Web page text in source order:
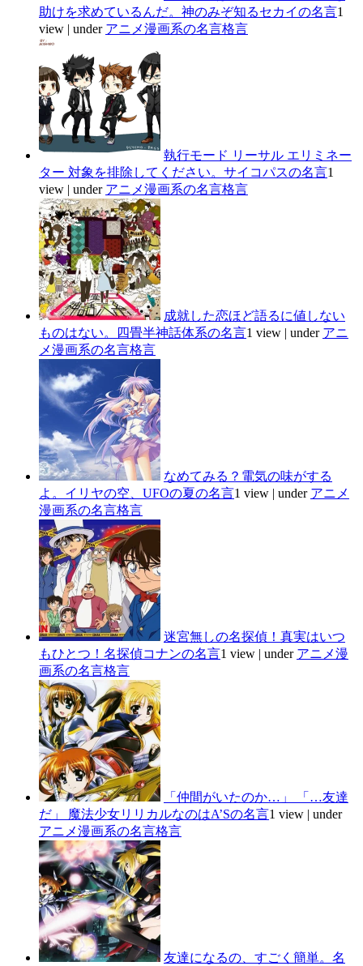
助けを求めているんだ。神のみぞ知るセカイの名言1
view | under アニメ漫画系の名言格言
執行モード リーサル エリミネー
ター 対象を排除してください。サイコパスの名言1
view | under アニメ漫画系の名言格言
成就した恋ほど語るに値しない
ものはない。四畳半神話体系の名言1 view | under アニ
メ漫画系の名言格言
なめてみる？電気の味がする
よ。イリヤの空、UFOの夏の名言1 view | under アニメ
漫画系の名言格言
迷宮無しの名探偵！真実はいつ
もひとつ！名探偵コナンの名言1 view | under アニメ漫
画系の名言格言
「仲間がいたのか…」 「…友達
だ」 魔法少女リリカルなのはA’Sの名言1 view | under
アニメ漫画系の名言格言
友達になるの、すごく簡単。名